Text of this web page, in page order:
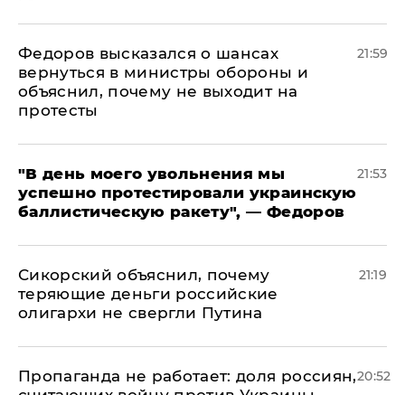
Федоров высказался о шансах
вернуться в министры обороны и
объяснил, почему не выходит на
протесты
21:59
​"В день моего увольнения мы
успешно протестировали украинскую
баллистическую ракету", — Федоров
21:53
Сикорский объяснил, почему
теряющие деньги российские
олигархи не свергли Путина
21:19
​Пропаганда не работает: доля россиян,20:52